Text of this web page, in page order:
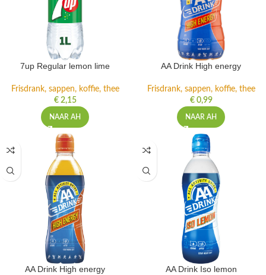
7up Regular lemon lime
Frisdrank, sappen, koffie, thee
€2,15
NAAR AH
AA Drink High energy
Frisdrank, sappen, koffie, thee
€0,99
NAAR AH
AA Drink High energy AA Drink Iso lemon